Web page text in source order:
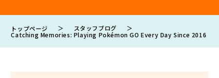
トップページ ＞ スタッフブログ
＞
Catching Memories: Playing Pokémon GO Every Day Since 2016